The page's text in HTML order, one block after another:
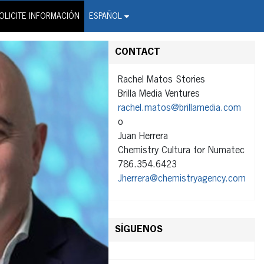
INFORMACIÓN ESPAÑOL
Wire Service
CONTACT
Rachel Matos Stories
Brilla Media Ventures
rachel.matos@brillamedia.com
o
Juan Herrera
Chemistry Cultura for Numatec
786.354.6423
Jherrera@chemistryagency.com
SÍGUENOS